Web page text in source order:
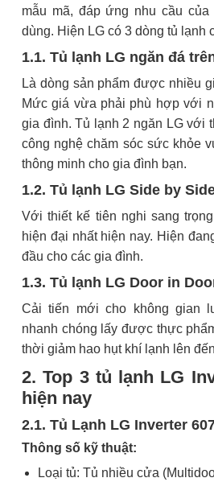
mẫu mã, đáp ứng nhu cầu
dùng. Hiện LG có 3 dòng tủ lạnh
1.1. Tủ lạnh LG ngăn đá
Là dòng sản phẩm được nhiều
Mức giá vừa phải phù hợp với
gia đình. Tủ lạnh 2 ngăn LG với
công nghệ chăm sóc sức khỏe
thông minh cho gia đình bạn.
1.2. Tủ lạnh LG Side by
Với thiết kế tiên nghi sang
hiện đại nhất hiện nay. Hiện
đầu cho các gia đình.
1.3. Tủ lạnh LG Door in
Cải tiến mới cho không gian
nhanh chóng lấy được thực
thời giảm hao hụt khí lạnh lên
2. Top 3 tủ lạnh LG
hiện nay
2.1. Tủ Lạnh LG Inverter
Thông số kỹ thuật:
Loại tủ: Tủ nhiều cửa